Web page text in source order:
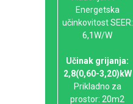
Energetska
učinkovitost SEER:
6,1W/W
Učinak grijanja:
2,8(0,60-3,20)kW
Prikladno za
prostor: 20m2